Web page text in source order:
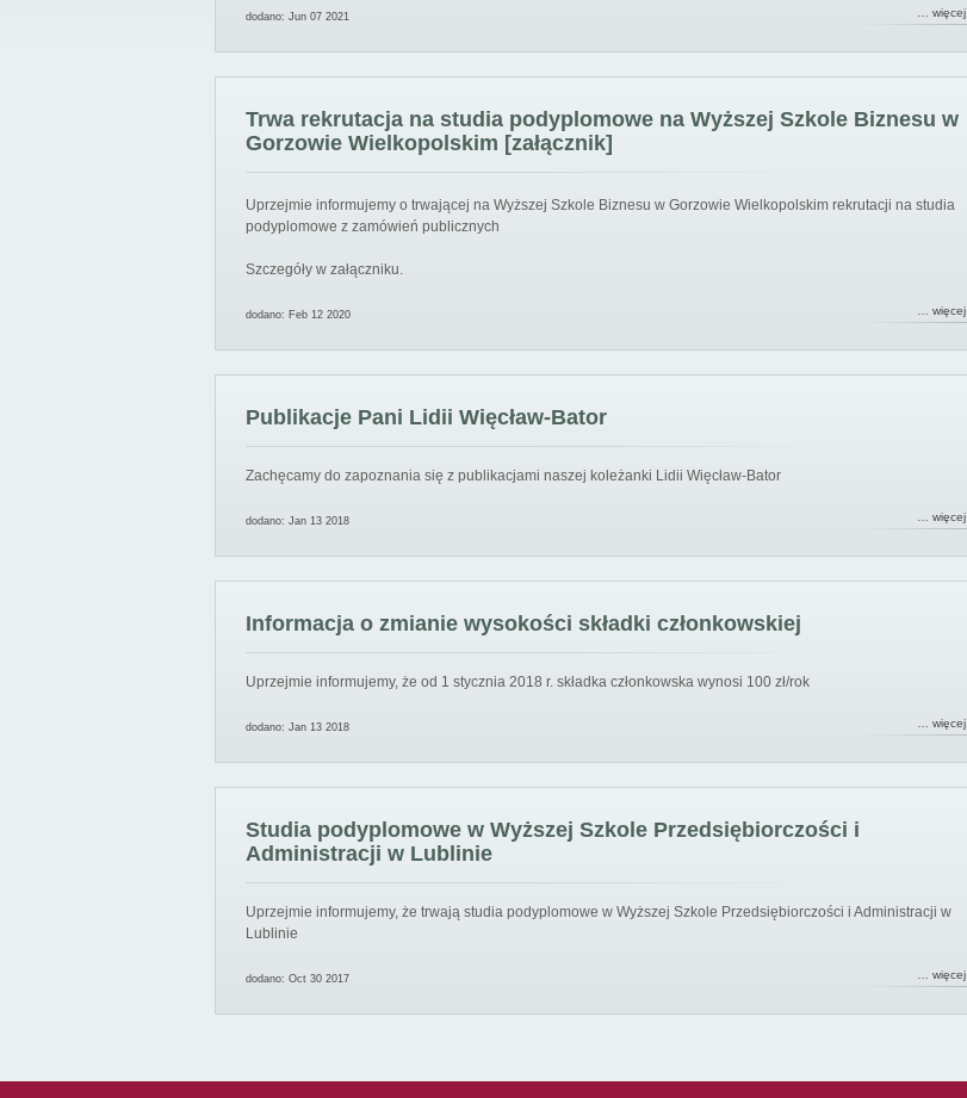
dodano: Jun 07 2021 … więcej
Trwa rekrutacja na studia podyplomowe na Wyższej Szkole Biznesu w
Gorzowie Wielkopolskim [załącznik]
Uprzejmie informujemy o trwającej na Wyższej Szkole Biznesu w Gorzowie Wielkopolskim rekrutacji na studia
podyplomowe z zamówień publicznych
Szczegóły w załączniku.
dodano: Feb 12 2020 … więcej
Publikacje Pani Lidii Więcław-Bator
Zachęcamy do zapoznania się z publikacjami naszej koleżanki Lidii Więcław-Bator
dodano: Jan 13 2018 … więcej
Informacja o zmianie wysokości składki członkowskiej
Uprzejmie informujemy, że od 1 stycznia 2018 r. składka członkowska wynosi 100 zł/rok
dodano: Jan 13 2018 … więcej
Studia podyplomowe w Wyższej Szkole Przedsiębiorczości i
Administracji w Lublinie
Uprzejmie informujemy, że trwają studia podyplomowe w Wyższej Szkole Przedsiębiorczości i Administracji w
Lublinie
dodano: Oct 30 2017 … więcej